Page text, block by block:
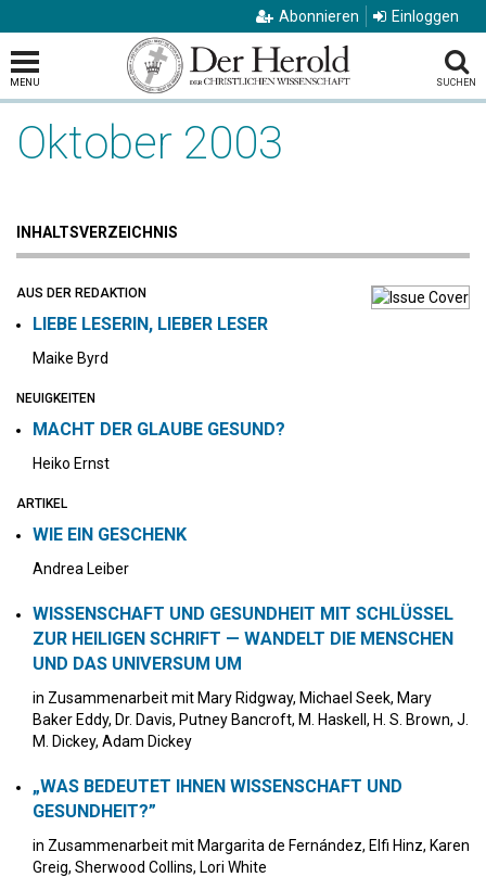
Abonnieren Einloggen
MENU SUCHEN
Oktober 2003
INHALTSVERZEICHNIS
AUS DER REDAKTION
LIEBE LESERIN, LIEBER LESER
Maike Byrd
NEUIGKEITEN
MACHT DER GLAUBE GESUND?
Heiko Ernst
ARTIKEL
WIE EIN GESCHENK
Andrea Leiber
WISSENSCHAFT UND GESUNDHEIT MIT SCHLÜSSEL
ZUR HEILIGEN SCHRIFT — WANDELT DIE MENSCHEN
UND DAS UNIVERSUM UM
in Zusammenarbeit mit Mary Ridgway, Michael Seek, Mary
Baker Eddy, Dr. Davis, Putney Bancroft, M. Haskell, H. S. Brown, J.
M. Dickey, Adam Dickey
„WAS BEDEUTET IHNEN WISSENSCHAFT UND
GESUNDHEIT?”
in Zusammenarbeit mit Margarita de Fernández, Elfi Hinz, Karen
Greig, Sherwood Collins, Lori White